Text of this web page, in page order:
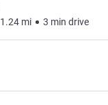
1.24 mi 3 min drive